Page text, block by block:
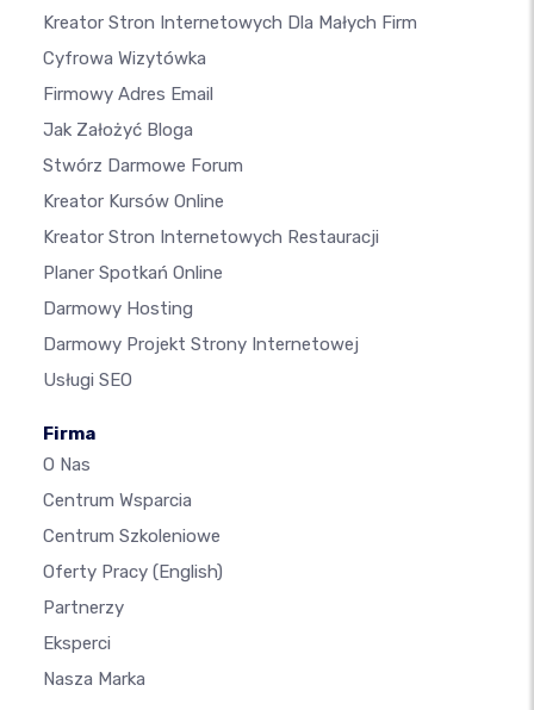
Kreator Stron Internetowych Dla Małych Firm
Cyfrowa Wizytówka
Firmowy Adres Email
Jak Założyć Bloga
Stwórz Darmowe Forum
Kreator Kursów Online
Kreator Stron Internetowych Restauracji
Planer Spotkań Online
Darmowy Hosting
Darmowy Projekt Strony Internetowej
Usługi SEO
Firma
O Nas
Centrum Wsparcia
Centrum Szkoleniowe
Oferty Pracy (English)
Partnerzy
Eksperci
Nasza Marka